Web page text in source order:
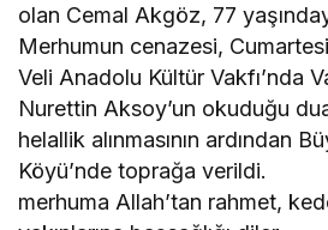
olan Cemal Akgöz, 77
Merhumun cenazesi,
Veli Anadolu Kültür Vakfı’nda
Nurettin Aksoy’un okuduğu
helallik alınmasının ardından
Köyü’nde toprağa verildi.
merhuma Allah’tan rahmet,